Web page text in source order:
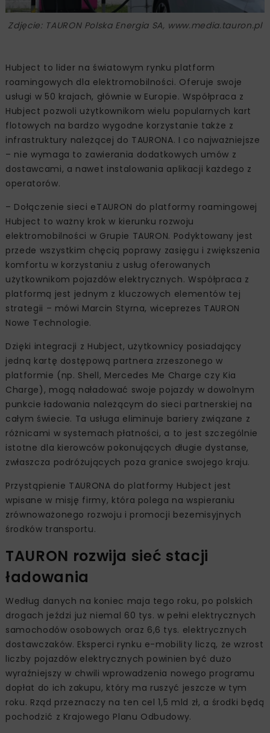
Zdjęcie: TAURON Polska Energia SA, www.media.tauron.pl
Hubject to lider na światowym rynku platform
roamingowych dla elektromobilności. Oferuje swoje
usługi w 50 krajach, głównie w Europie. Współpraca z
Hubject pozwoli użytkownikom wielu popularnych kart
flotowych na bardzo wygodne korzystanie także z
infrastruktury należącej do TAURONA. I co najważniejsze
– nie wymaga to zawierania dodatkowych umów z
dostawcami, a nawet instalowania aplikacji każdego z
operatorów.
– Dołączenie sieci eTAURON do platformy roamingowej
Hubject to ważny krok w kierunku rozwoju
elektromobilności w Grupie TAURON. Podyktowany jest
przede wszystkim chęcią poprawy zasięgu i zwiększenia
komfortu w korzystaniu z usług oferowanych
użytkownikom pojazdów elektrycznych. Współpraca z
platformą jest jednym z kluczowych elementów tej
strategii – mówi Marcin Styrna, wiceprezes TAURON
Nowe Technologie.
Dzięki integracji z Hubject, użytkownicy posiadający
jedną kartę dostępową partnera zrzeszonego w
platformie (np. Shell, Mercedes Me Charge czy Kia
Charge), mogą naładować swoje pojazdy w dowolnym
punkcie ładowania należącym do sieci partnerskiej na
całym świecie. Ta usługa eliminuje bariery związane z
różnicami w systemach płatności, a to jest szczególnie
istotne dla kierowców pokonujących długie dystanse,
zwłaszcza podróżujących poza granice swojego kraju.
Przystąpienie TAURONA do platformy Hubject jest
wpisane w misję firmy, która polega na wspieraniu
zrównoważonego rozwoju i promocji bezemisyjnych
środków transportu.
TAURON rozwija sieć stacji
ładowania
Według danych na koniec maja tego roku, po polskich
drogach jeździ już niemal 60 tys. w pełni elektrycznych
samochodów osobowych oraz 6,6 tys. elektrycznych
dostawczaków. Eksperci rynku e-mobility liczą, że wzrost
liczby pojazdów elektrycznych powinien być dużo
wyraźniejszy w chwili wprowadzenia nowego programu
dopłat do ich zakupu, który ma ruszyć jeszcze w tym
roku. Rząd przeznaczy na ten cel 1,5 mld zł, a środki będą
pochodzić z Krajowego Planu Odbudowy.